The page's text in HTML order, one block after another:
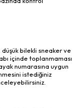
bilekli sneaker ve
içinde toplanmaması
numarasına uygun
istediğiniz